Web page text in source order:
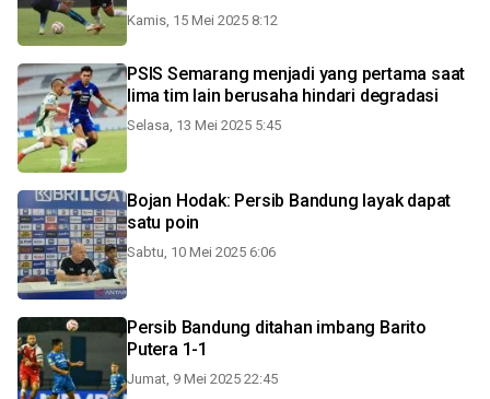
Kamis, 15 Mei 2025 8:12
PSIS Semarang menjadi yang pertama saat
lima tim lain berusaha hindari degradasi
Selasa, 13 Mei 2025 5:45
Bojan Hodak: Persib Bandung layak dapat
satu poin
Sabtu, 10 Mei 2025 6:06
Persib Bandung ditahan imbang Barito
Putera 1-1
Jumat, 9 Mei 2025 22:45